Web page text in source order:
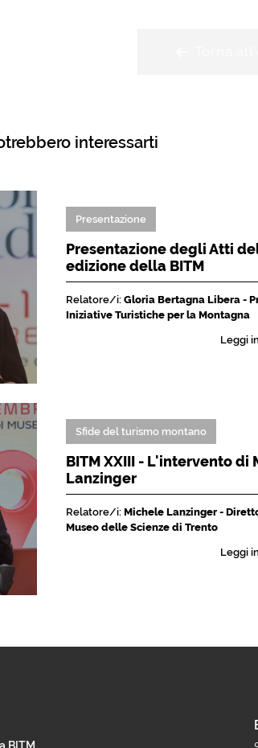
interessarti
Presentazione
Presentazione degli Atti
edizione della BITM
Relatore/i: Gloria Bertagna Libera -
Iniziative Turistiche per la Montagna
Leggi
Sfide del turismo montano
BITM XXIII - L'intervento di
Lanzinger
Relatore/i: Michele Lanzinger -
Museo delle Scienze di Trento
Leggi